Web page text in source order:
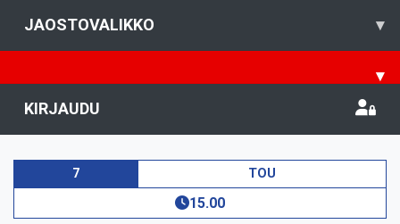
JAOSTOVALIKKO ▾
▾
KIRJAUDU
7 TOU
15.00